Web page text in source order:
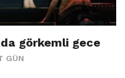
görkemli gece
GÜN